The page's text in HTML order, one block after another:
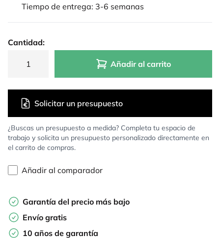
Tiempo de entrega: 3-6 semanas
Cantidad:
Añadir al carrito
¿Buscas un presupuesto a medida? Completa tu espacio de
trabajo y solicita un presupuesto personalizado directamente en
el carrito de compras.
Solicitar un presupuesto
Añadir al comparador
Garantía del precio más bajo
Envío gratis
10 años de garantía